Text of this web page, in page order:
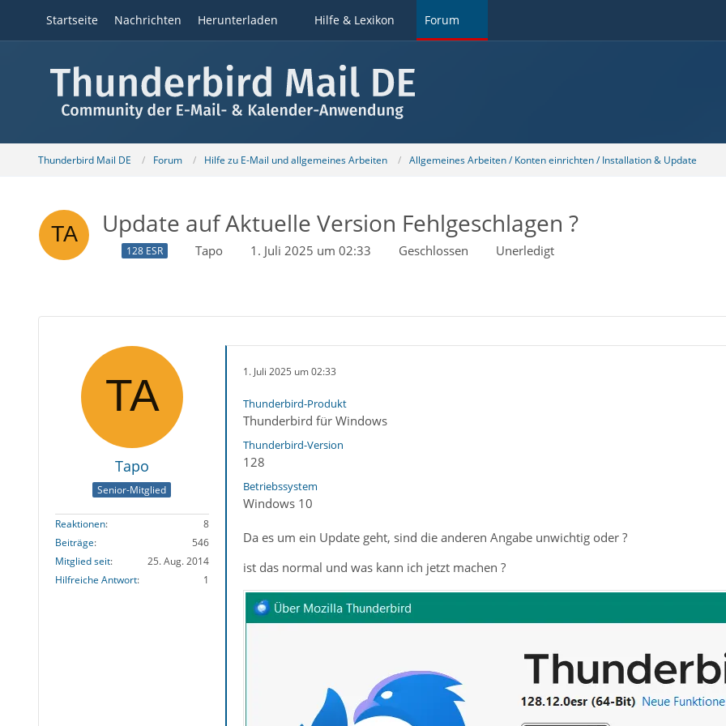
Startseite Nachrichten Herunterladen Hilfe & Lexikon Forum
Thunderbird Mail DE Forum Hilfe zu E-Mail und allgemeines Arbeiten Allgemeines Arbeiten / Konten einrichten / Installation & Update
Update auf Aktuelle Version Fehlgeschlagen ?
128 ESR Tapo 1. Juli 2025 um 02:33 Geschlossen Unerledigt
Tapo
Senior-Mitglied
Reaktionen
8
Beiträge
546
Mitglied seit
25. Aug. 2014
Hilfreiche Antwort
1
1. Juli 2025 um 02:33
Thunderbird-Produkt
Thunderbird für Windows
Thunderbird-Version
128
Betriebssystem
Windows 10
Da es um ein Update geht, sind die anderen Angabe unwichtig oder ?
ist das normal und was kann ich jetzt machen ?